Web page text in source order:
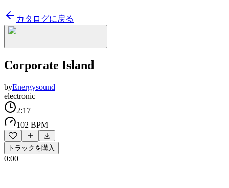
カタログに戻る
Corporate Island
byEnergysound
electronic
2:17
102 BPM
トラックを購入
0:00